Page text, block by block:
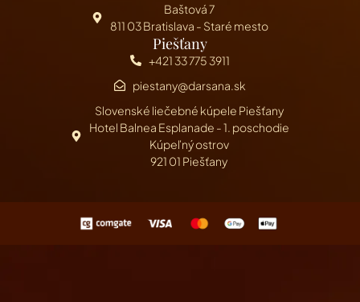
Baštová 7
811 03 Bratislava - Staré mesto
Piešťany
+421 33 775 3911
piestany@darsana.sk
Slovenské liečebné kúpele Piešťany
Hotel Balnea Esplanade - 1. poschodie
Kúpeľný ostrov
921 01 Piešťany